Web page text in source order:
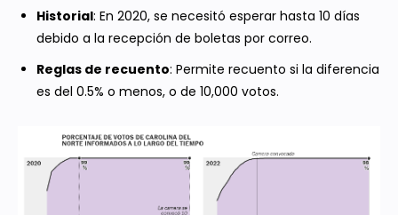
Historial: En 2020, se necesitó esperar hasta 10 días
debido a la recepción de boletas por correo.
Reglas de recuento: Permite recuento si la diferencia
es del 0.5% o menos, o de 10,000 votos.